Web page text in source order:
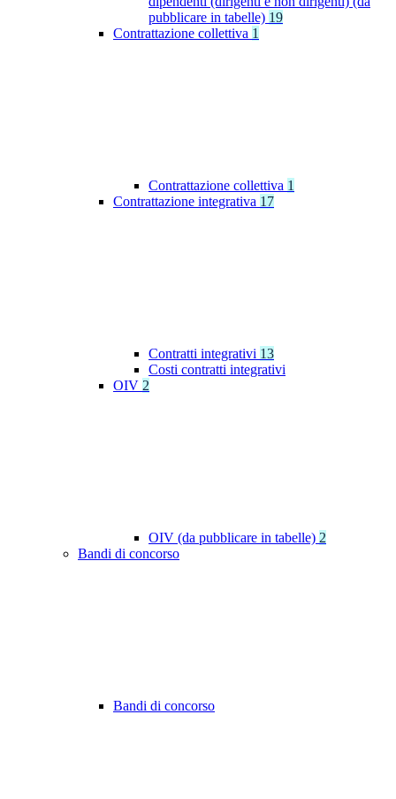
pubblicare in tabelle) 19
Contrattazione collettiva 1
Contrattazione collettiva 1
Contrattazione integrativa 17
Contratti integrativi 13
Costi contratti integrativi
OIV 2
OIV (da pubblicare in tabelle) 2
Bandi di concorso
Bandi di concorso